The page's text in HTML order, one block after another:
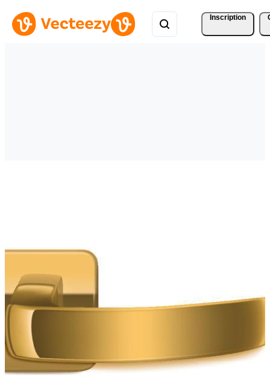
Inscription